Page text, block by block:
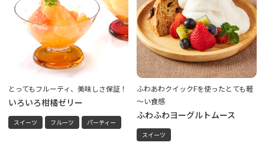
とってもフルーティ、美味しさ保証！
いろいろ柑橘ゼリー
スイーツ フルーツ パーティー
ふわあわクイックFを使ったとても軽
～い食感
ふわふわヨーグルトムース
スイーツ